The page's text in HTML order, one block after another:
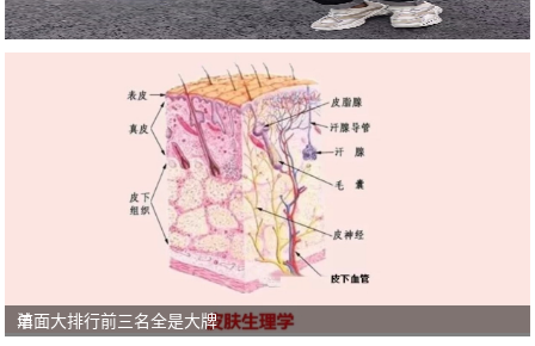
单
洁面大排行前三名全是大牌